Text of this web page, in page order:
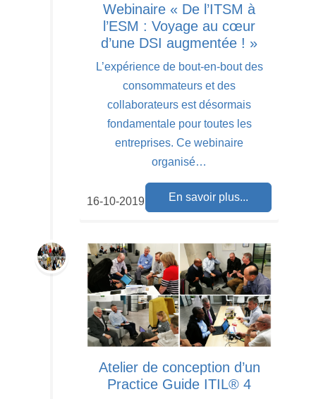
Webinaire « De l’ITSM à
l’ESM : Voyage au cœur
d’une DSI augmentée ! »
L’expérience de bout-en-bout des
consommateurs et des
collaborateurs est désormais
fondamentale pour toutes les
entreprises. Ce webinaire
organisé…
En savoir plus...
16-10-2019
Atelier de conception d’un
Practice Guide ITIL® 4